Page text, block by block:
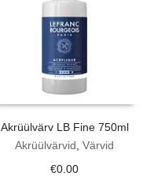
Akrüülvärv LB Fine 750ml
Akrüülvärvid ,Värvid
€0.00